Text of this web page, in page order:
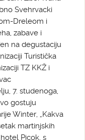
Svehrvacki
Dreleom i
zabave i
na degustaciju
Turistička
TZ KKŽ i
Đurđevac
7. studenoga,
gostuju
Winter, „Kakva
martinjskih
Picok, s